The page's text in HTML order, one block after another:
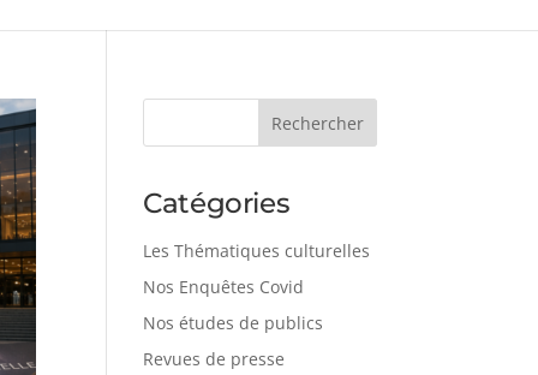
Catégories
Les Thématiques culturelles
Nos Enquêtes Covid
Nos études de publics
Revues de presse